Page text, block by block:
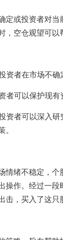
定或投资者对
空仓观望可
资者在市场不确
者可以保护现
资者可以深入
情绪不稳定，
操作。经过一
，买入了这只